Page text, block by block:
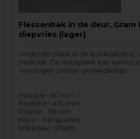
Flessenbak in de deur,
diepvries (lager)
Onderste plank in de koelkastdeur,
melkrek. De deurplank kan
vervangen zonder gereedschap.
Hoogte - 60 mm
Breedte - 434 mm
Diepte - 116 mm
Kleur - Transparant
Materiaal - Plastic